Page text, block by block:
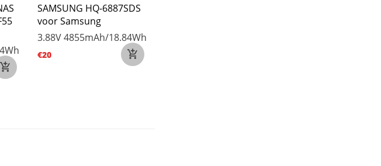
SAMSUNG HQ-6887SDS
voor Samsung
3.88V4855mAh/18.84Wh
€20